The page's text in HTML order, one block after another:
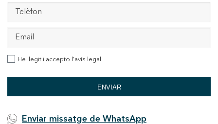
He llegit i accepto l'avís legal
ENVIAR
Enviar missatge de WhatsApp